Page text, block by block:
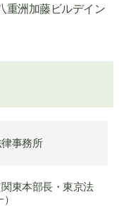
重洲加藤ビルデイン
事務所
東本部長・東京法